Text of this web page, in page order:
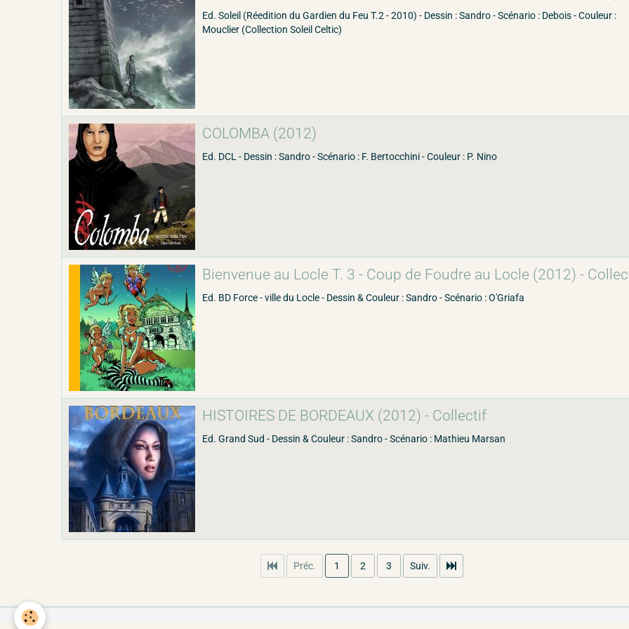
Ed. Soleil (Réedition du Gardien du Feu T.2 - 2010) - Dessin : Sandro - Scénario : Debois - Couleur :
Mouclier (Collection Soleil Celtic)
COLOMBA (2012)
Ed. DCL - Dessin : Sandro - Scénario : F. Bertocchini - Couleur : P. Nino
Bienvenue au Locle T. 3 - Coup de Foudre au Locle (2012) -
Ed. BD Force - ville du Locle - Dessin & Couleur : Sandro - Scénario : O'Griafa
HISTOIRES DE BORDEAUX (2012) - Collectif
Ed. Grand Sud - Dessin & Couleur : Sandro - Scénario : Mathieu Marsan
Préc. 1 2 3 Suiv.